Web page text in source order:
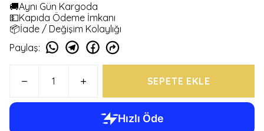
🚚Aynı Gün Kargoda
💵Kapıda Ödeme İmkanı
📦İade / Değişim Kolaylığı
Paylaş:
SEPETE EKLE